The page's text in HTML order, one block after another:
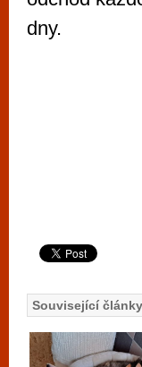
dny.
Související